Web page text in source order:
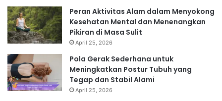
Peran Aktivitas Alam dalam Menyokong
Kesehatan Mental dan Menenangkan
Pikiran di Masa Sulit
April 25, 2026
Pola Gerak Sederhana untuk
Meningkatkan Postur Tubuh yang
Tegap dan Stabil Alami
April 25, 2026